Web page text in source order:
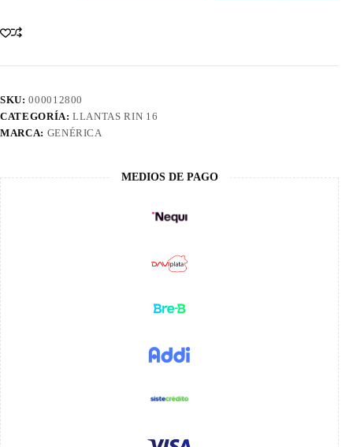
16PR
SKU:000012800
CATEGORÍA:LLANTAS RIN 16
MARCA: GENÉRICA
MEDIOS DE PAGO